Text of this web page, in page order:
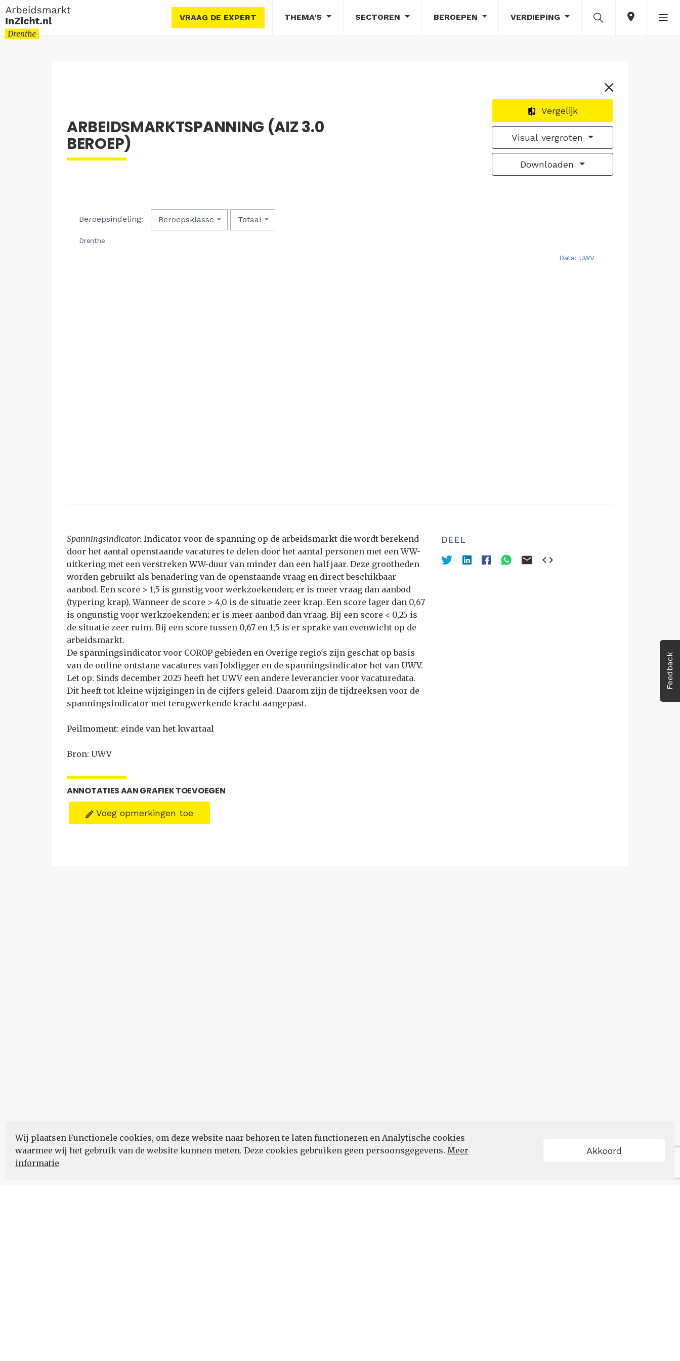
VRAAG DE EXPERT THEMA'S SECTOREN BEROEPEN VERDIEPING
Feedback
Wij plaatsen Functionele cookies, om deze website naar behoren te laten functioneren en Analytische cookies
waarmee wij het gebruik van de website kunnen meten. Deze cookies gebruiken geen persoonsgegevens. Meer
informatie
Akkoord
Vergelijk
Visual vergroten
Downloaden
ARBEIDSMARKTSPANNING (AIZ 3.0
BEROEP)
Spanningsindicator: Indicator voor de spanning op de arbeidsmarkt die wordt berekend
door het aantal openstaande vacatures te delen door het aantal personen met een WW-
uitkering met een verstreken WW-duur van minder dan een half jaar. Deze grootheden
worden gebruikt als benadering van de openstaande vraag en direct beschikbaar
aanbod. Een score > 1,5 is gunstig voor werkzoekenden; er is meer vraag dan aanbod
(typering krap). Wanneer de score > 4,0 is de situatie zeer krap. Een score lager dan 0,67
is ongunstig voor werkzoekenden; er is meer aanbod dan vraag. Bij een score < 0,25 is
de situatie zeer ruim. Bij een score tussen 0,67 en 1,5 is er sprake van evenwicht op de
arbeidsmarkt.
De spanningsindicator voor COROP gebieden en Overige regio's zijn geschat op basis
van de online ontstane vacatures van Jobdigger en de spanningsindicator het van UWV.
Let op: Sinds december 2025 heeft het UWV een andere leverancier voor vacaturedata.
Dit heeft tot kleine wijzigingen in de cijfers geleid. Daarom zijn de tijdreeksen voor de
spanningsindicator met terugwerkende kracht aangepast.
Peilmoment: einde van het kwartaal
Bron: UWV
DEEL
ANNOTATIES AAN GRAFIEK TOEVOEGEN
Voeg opmerkingen toe
POWERED BY